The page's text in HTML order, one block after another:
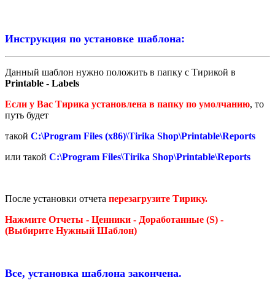
Инструкция по установке шаблона:
Данный шаблон нужно положить в папку с Тирикой в
Printable - Labels
Если у Вас Тирика установлена в папку по умолчанию, то
путь будет
такой C:\Program Files (x86)\Tirika Shop\Printable\Reports
или такой C:\Program Files\Tirika Shop\Printable\Reports
После установки отчета перезагрузите Тирику.
Нажмите Отчеты - Ценники - Доработанные (S) -
(Выбирите Нужный Шаблон)
Все, установка шаблона закончена.